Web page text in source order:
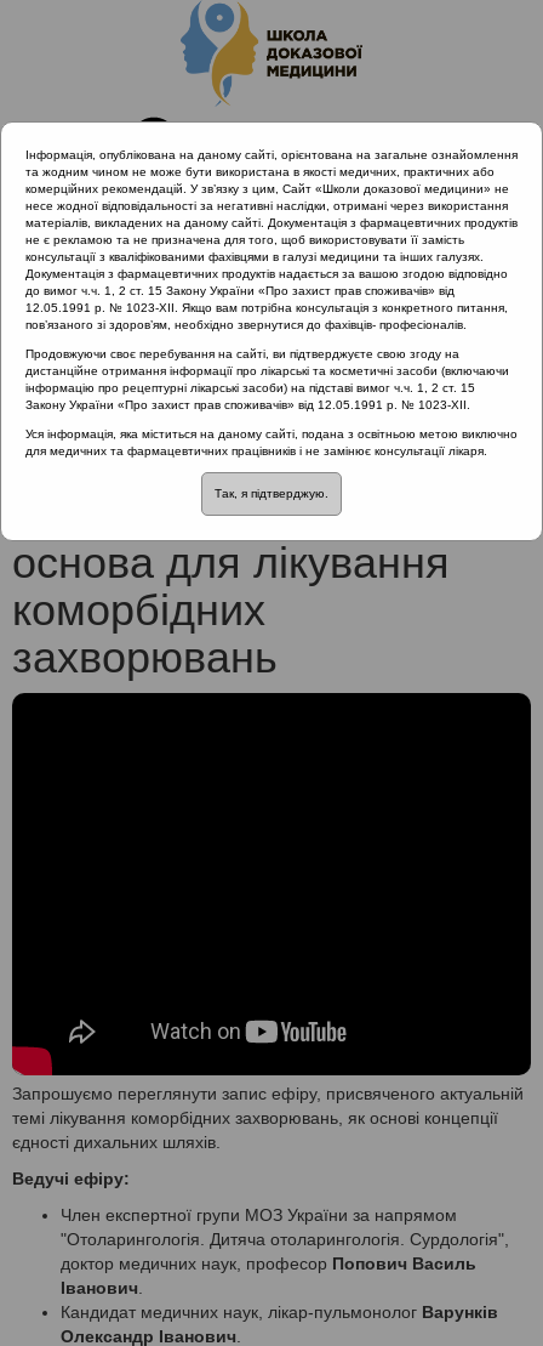
Головна
Проведені заходи
SHDM.info | Концепція єдності дихальних шляхів, як основа
для лікування коморбідних захворювань
Концепція єдності дихальних шляхів, як основа для
лікування коморбідних захворювань
Концепція єдності
дихальних шляхів, як
основа для лікування
коморбідних
захворювань
Запрошуємо переглянути запис ефіру, присвяченого актуальній
темі лікування коморбідних захворювань, як основі концепції
єдності дихальних шляхів.
Ведучі ефіру:
Член експертної групи МОЗ України за напрямом
"Отоларингологія. Дитяча отоларингологія. Сурдологія",
доктор медичних наук, професор Попович Василь
Іванович
Кандидат медичних наук, лікар-пульмонолог Варунків
Олександр Іванович
Інформація, опублікована на даному сайті, орієнтована на загальне ознайомлення
та жодним чином не може бути використана в якості медичних, практичних або
комерційних рекомендацій. У зв’язку з цим, Сайт «Школи доказової медицини» не
несе жодної відповідальності за негативні наслідки, отримані через використання
матеріалів, викладених на даному сайті. Документація з фармацевтичних продуктів
не є рекламою та не призначена для того, щоб використовувати її замість
консультації з кваліфікованими фахівцями в галузі медицини та інших галузях.
Документація з фармацевтичних продуктів надається за вашою згодою відповідно
до вимог ч.ч. 1, 2 ст. 15 Закону України «Про захист прав споживачів» від
12.05.1991 р. № 1023-XII. Якщо вам потрібна консультація з конкретного питання,
пов’язаного зі здоров’ям, необхідно звернутися до фахівців- професіоналів.
Продовжуючи своє перебування на сайті, ви підтверджуєте свою згоду на
дистанційне отримання інформації про лікарські та косметичні засоби (включаючи
інформацію про рецептурні лікарські засоби) на підставі вимог ч.ч. 1, 2 ст. 15
Закону України «Про захист прав споживачів» від 12.05.1991 р. № 1023-XII.
Уся інформація, яка міститься на даному сайті, подана з освітньою метою виключно
для медичних та фармацевтичних працівників і не замінює консультації лікаря.
Так, я підтверджую.